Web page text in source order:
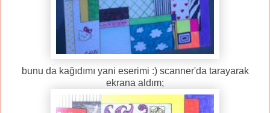
bunu da kağıdımı yani eserimi :) scanner'da tarayarak
ekrana aldım;